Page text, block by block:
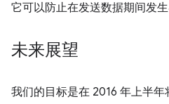
它可以防止在发送数据期间发
未来展望
我们的目标是在 2016 年上半